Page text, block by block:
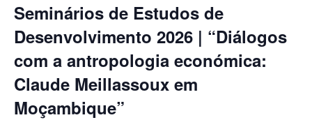
Seminários de Estudos de
Desenvolvimento 2026 | “Diálogos
com a antropologia económica:
Claude Meillassoux em
Moçambique”